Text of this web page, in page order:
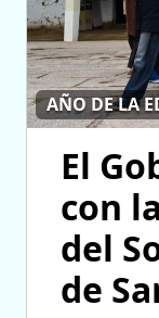
AÑO DE LA
El
con
del
de